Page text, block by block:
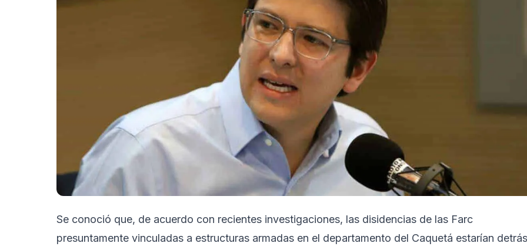
Se conoció que, de acuerdo con recientes investigaciones, las disidencias de las Farc
presuntamente vinculadas a estructuras armadas en el departamento del Caquetá estarían detrás